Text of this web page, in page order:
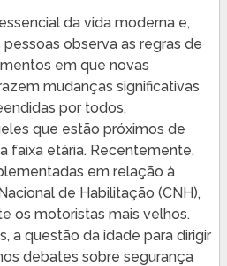
da vida moderna e,
observa as regras de
em que novas
mudanças significativas
por todos,
que estão próximos de
faixa etária. Recentemente,
em relação à
de Habilitação (CNH),
os motoristas mais velhos.
a questão da idade para dirigir
debates sobre segurança